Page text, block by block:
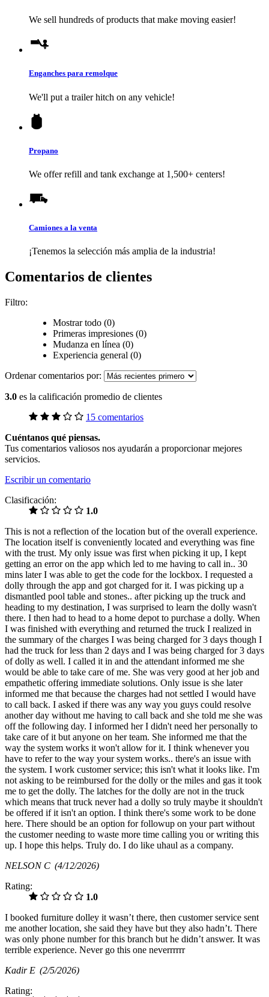
We sell hundreds of products that make moving easier!
Enganches para remolque
We'll put a trailer hitch on any vehicle!
Propano
We offer refill and tank exchange at 1,500+ centers!
Camiones a la venta
¡Tenemos la selección más amplia de la industria!
Comentarios de clientes
Filtro:
Mostrar todo (0)
Primeras impresiones (0)
Mudanza en línea (0)
Experiencia general (0)
Ordenar comentarios por:
3.0 es la calificación promedio de clientes
15 comentarios
Cuéntanos qué piensas.
Tus comentarios valiosos nos ayudarán a proporcionar mejores
servicios.
Escribir un comentario
Clasificación:
1.0
This is not a reflection of the location but of the overall experience.
The location itself is conveniently located and everything was fine
with the trust. My only issue was first when picking it up, I kept
getting an error on the app which led to me having to call in.. 30
mins later I was able to get the code for the lockbox. I requested a
dolly through the app and got charged for it. I was picking up a
dismantled pool table and stones.. after picking up the truck and
heading to my destination, I was surprised to learn the dolly wasn't
there. I then had to head to a home depot to purchase a dolly. When
I was finished with everything and returned the truck I realized in
the summary of the charges I was being charged for 3 days though I
had the truck for less than 2 days and I was being charged for 3 days
of dolly as well. I called it in and the attendant informed me she
would be able to take care of me. She was very good at her job and
empathetic offering immediate solutions. Only issue is she later
informed me that because the charges had not settled I would have
to call back. I asked if there was any way you guys could resolve
another day without me having to call back and she told me she was
off the following day. I informed her I didn't need her personally to
take care of it but anyone on her team. She informed me that the
way the system works it won't allow for it. I think whenever you
have to refer to the way your system works.. there's an issue with
the system. I work customer service; this isn't what it looks like. I'm
not asking to be reimbursed for the dolly or the miles and gas it took
me to get the dolly. The latches for the dolly are not in the truck
which means that truck never had a dolly so truly maybe it shouldn't
be offered if it isn't an option. I think there's some work to be done
here. There should be an option for followup on your part without
the customer needing to waste more time calling you or writing this
up. I hope this helps. Truly do. I do like uhaul as a company.
NELSON C (4/12/2026)
Rating:
1.0
I booked furniture dolley it wasn’t there, then customer service sent
me another location, she said they have but they also hadn’t. There
was only phone number for this branch but he didn’t answer. It was
terrible experience. Never go this one neverrrrrr
Kadir E (2/5/2026)
Rating: